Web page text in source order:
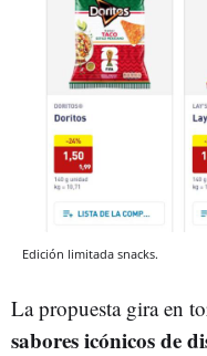
Edición limitada snacks.
La propuesta gira en
sabores icónicos de